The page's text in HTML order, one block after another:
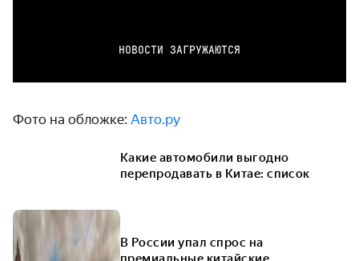
НОВОСТИ ЗАГРУЖАЮТСЯ
Фото на обложке: Авто.ру
Какие автомобили выгодно
перепродавать в Китае: список
В России упал спрос на